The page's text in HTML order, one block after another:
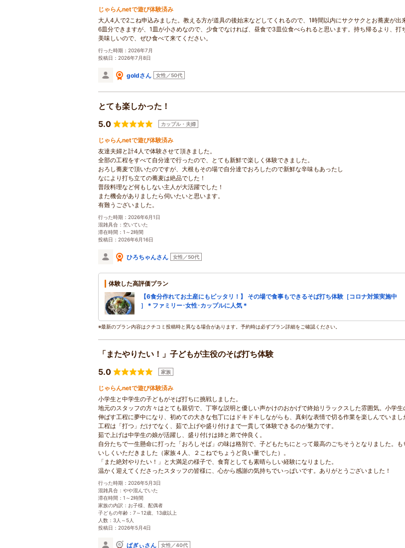
じゃらんnetで遊び体験済み
大人4人で2こね申込みました。教える方が道具の後始末などしてくれるので、1時間以内にサクサクとお蕎麦が出
6皿分できますが、1皿が小さめなので、少食でなければ、昼食で3皿位食べられると思います。持ち帰るより、打
美味しいので、ぜひ食べて来てください。
行った時期：2026年7月
投稿日：2026年7月8日
goldさん 女性／50代
とても楽しかった！
5.0
カップル・夫婦
じゃらんnetで遊び体験済み
友達夫婦と計4人で体験させて頂きました。
全部の工程をすべて自分達で行ったので、とても新鮮で楽しく体験できました。
おろし蕎麦で頂いたのですが、大根もその場で自分達でおろしたので新鮮な辛味もあったし
なにより打ち立ての蕎麦は絶品でした！
普段料理など何もしない主人が大活躍でした！
また機会がありましたら伺いたいと思います。
有難うございました。
行った時期：2026年6月1日
混雑具合：空いていた
滞在時間：1～2時間
投稿日：2026年6月16日
ひろちゃんさん 女性／50代
体験した高評価プラン
【6食分作れてお土産にもピッタリ！】 その場で食事もできるそば打ち体験［コロナ対策実施中
］＊ファミリー･女性･カップルに人気＊
※最新のプラン内容はクチコミ投稿時と異なる場合があります。予約時は必ずプラン詳細をご確認ください。
「またやりたい！」子どもが主役のそば打ち体験
5.0
家族
じゃらんnetで遊び体験済み
小学生と中学生の子どもがそば打ちに挑戦しました。
地元のスタッフの方々はとても親切で、丁寧な説明と優しい声かけのおかげで終始リラックスした雰囲気。小学生
伸ばす工程に夢中になり、初めての大きな包丁にはドキドキしながらも、真剣な表情で切る作業を楽しんでいまし
工程は「打つ」だけでなく、茹で上げや盛り付けまで一貫して体験できるのが魅力です。
茹で上げは中学生の娘が活躍し、盛り付けは姉と弟で仲良く。
自分たちで一生懸命に打った「おろしそば」の味は格別で、子どもたちにとって最高のごちそうとなりました。
いしくいただきました（家族４人、２こねでちょうど良い量でした）。
「また絶対やりたい！」と大満足の様子で、食育としても素晴らしい経験になりました。
温かく迎えてくださったスタッフの皆様に、心から感謝の気持ちでいっぱいです。ありがとうございました！
行った時期：2026年5月3日
混雑具合：やや混んでいた
滞在時間：1～2時間
家族の内訳：お子様、配偶者
子どもの年齢：7～12歳、13歳以上
人数：3人～5人
投稿日：2026年5月4日
ばぎぃさん 女性／40代